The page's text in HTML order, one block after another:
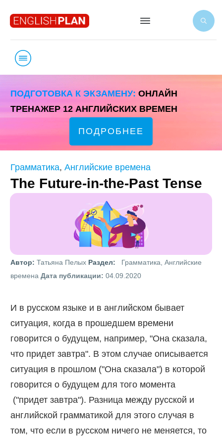
ПОДГОТОВКА К ЭКЗАМЕНУ: ОНЛАЙН
ТРЕНАЖЕР 12 АНГЛИЙСКИХ ВРЕМЕН
ПОДРОБНЕЕ
Грамматика, Английские времена
The Future-in-the-Past Tense
Автор: Татьяна Пелых Раздел:
Грамматика, Английские
времена Дата публикации: 04.09.2020
И в русском языке и в английском бывает
ситуация, когда в прошедшем времени
говорится о будущем, например, "Она сказала,
что придет завтра". В этом случае описывается
ситуация в прошлом ("Она сказала") в которой
говорится о будущем для того момента
("придет завтра"). Разница между русской и
английской грамматикой для этого случая в
том, что если в русском ничего не меняется, то